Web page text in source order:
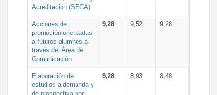
Acreditación (SECA)
Acciones de
promoción orientadas
a futuros alumnos a
través del Área de
Comunicación
9,28 9,52 9,28
Elaboración de
estudios a demanda y
de prospectiva por
9,28 8,93 8,48